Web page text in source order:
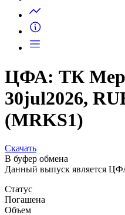
ЦФА: ТК
(MRKS1)
Скачать
В буфер обмена
Данный выпуск является ЦФА